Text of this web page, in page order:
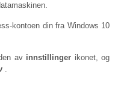
kontoen din fra Windows 10
av innstillinger ikonet, og
.